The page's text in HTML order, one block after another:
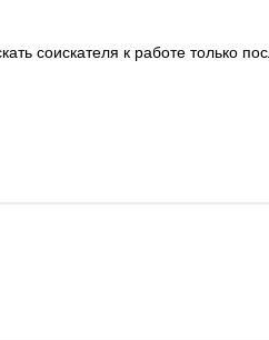
соискателя к работе только